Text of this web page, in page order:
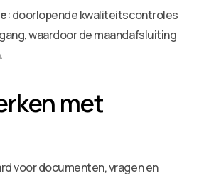
: doorlopende kwaliteitscontroles
waardoor de maandafsluiting
met
voor documenten, vragen en